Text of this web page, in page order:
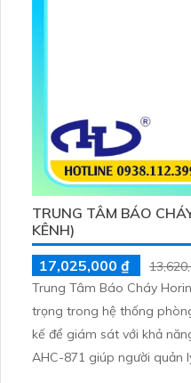
TRUNG TÂM BÁO
KÊNH)
17,025,000 ₫
Trung Tâm Báo Cháy
trọng trong hệ thống
kế để giám sát với khả
AHC-871 giúp người quản